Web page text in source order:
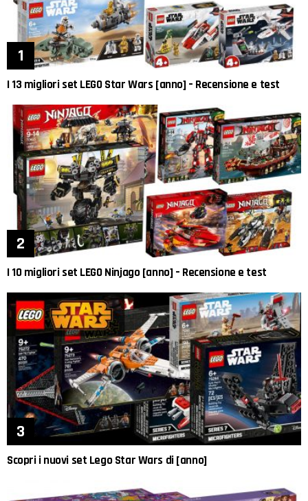
I 13 migliori set LEGO Star Wars [anno] – Recensione e test
I 10 migliori set LEGO Ninjago [anno] – Recensione e test
Scopri i nuovi set Lego Star Wars di [anno]